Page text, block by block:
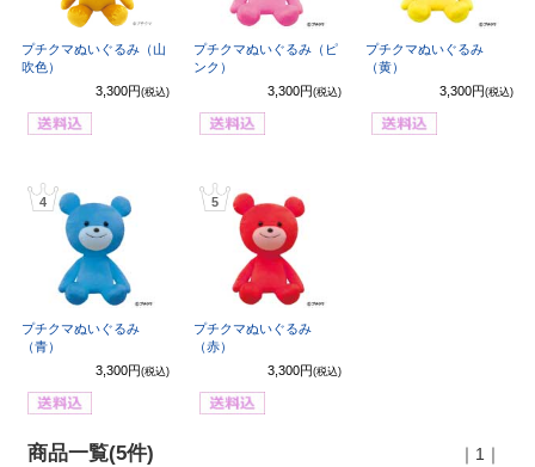
プチクマぬいぐるみ（山
吹色）
3,300円 (税込)
プチクマぬいぐるみ（ピ
ンク）
3,300円 (税込)
プチクマぬいぐるみ
（黄）
3,300円(税込)
4
プチクマぬいぐるみ
（青）
3,300円 (税込)
5
プチクマぬいぐるみ
（赤）
3,300円 (税込)
商品一覧(5件)
｜1｜